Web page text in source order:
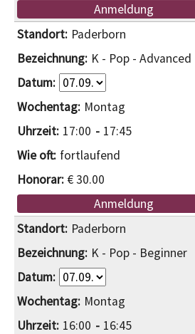
Anmeldung
Paderborn
K - Pop - Advanced
Montag
17:00
17:45
fortlaufend
€ 30.00
Anmeldung
Paderborn
K - Pop - Beginner
Montag
16:00
16:45